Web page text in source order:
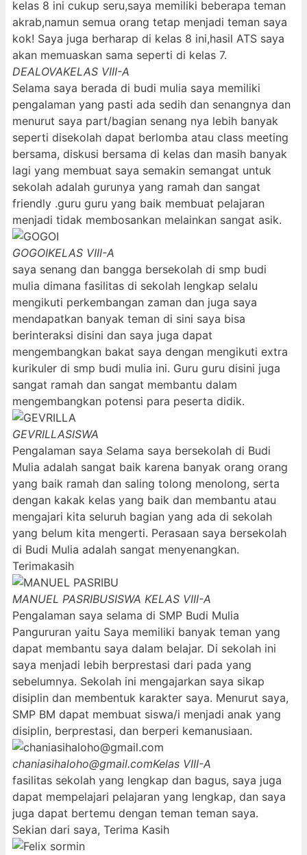
kelas 8 ini cukup seru,saya memiliki beberapa teman
akrab,namun semua orang tetap menjadi teman saya
kok! Saya juga berharap di kelas 8 ini,hasil ATS saya
akan memuaskan sama seperti di kelas 7.
DEALOVAKELAS VIII-A
Selama saya berada di budi mulia saya memiliki
pengalaman yang pasti ada sedih dan senangnya dan
menurut saya part/bagian senang nya lebih banyak
seperti disekolah dapat berlomba atau class meeting
bersama, diskusi bersama di kelas dan masih banyak
lagi yang membuat saya semakin semangat untuk
sekolah adalah gurunya yang ramah dan sangat
friendly .guru guru yang baik membuat pelajaran
menjadi tidak membosankan melainkan sangat asik.
GOGOIKELAS VIII-A
saya senang dan bangga bersekolah di smp budi
mulia dimana fasilitas di sekolah lengkap selalu
mengikuti perkembangan zaman dan juga saya
mendapatkan banyak teman di sini saya bisa
berinteraksi disini dan saya juga dapat
mengembangkan bakat saya dengan mengikuti extra
kurikuler di smp budi mulia ini. Guru guru disini juga
sangat ramah dan sangat membantu dalam
mengembangkan potensi para peserta didik.
GEVRILLASISWA
Pengalaman saya Selama saya bersekolah di Budi
Mulia adalah sangat baik karena banyak orang orang
yang baik ramah dan saling tolong menolong, serta
dengan kakak kelas yang baik dan membantu atau
mengajari kita seluruh bagian yang ada di sekolah
yang belum kita mengerti. Perasaan saya bersekolah
di Budi Mulia adalah sangat menyenangkan.
Terimakasih
MANUEL PASRIBUSISWA KELAS VIII-A
Pengalaman saya selama di SMP Budi Mulia
Pangururan yaitu Saya memiliki banyak teman yang
dapat membantu saya dalam belajar. Di sekolah ini
saya menjadi lebih berprestasi dari pada yang
sebelumnya. Sekolah ini mengajarkan saya sikap
disiplin dan membentuk karakter saya. Menurut saya,
SMP BM dapat membuat siswa/i menjadi anak yang
disiplin, berprestasi, dan berperi kemanusiaan.
chaniasihaloho@gmail.comKelas VIII-A
fasilitas sekolah yang lengkap dan bagus, saya juga
dapat mempelajari pelajaran yang lengkap, dan saya
juga dapat bertemu dengan teman teman saya.
Sekian dari saya, Terima Kasih